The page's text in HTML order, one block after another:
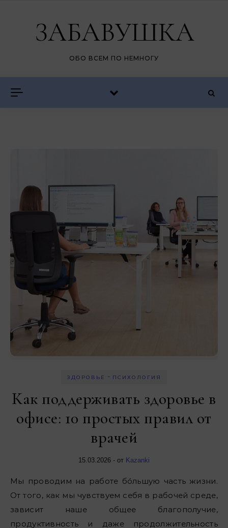
ЗАБАВУШКА
ОБО ВСЕМ ПО НЕМНОГУ
ЗДОРОВЬЕ - ПСИХОЛОГИЯ
Как поддерживать здоровье в
офисе: 10 простых правил от
врачей
15.03.2026 - от Kazanki
Мы проводим на работе бóльшую часть жизни.
От того, как мы чувствуем себя в рабочей среде,
зависит наше общее благополучие,
продуктивность и даже продолжительность